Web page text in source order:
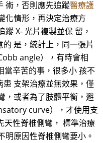
術，否則應先追蹤醫療護
化情形，再決定治療方
X- 光片複製並保 留，
是，統計上，同一張片
angle），有時會相
當辛苦的事，很多小 孩不
支架治療並無效果，僅
，或者為了肢體平衡，避
curve），才使用支
天性脊椎側彎， 標準治療
明原因性脊椎側彎要小。